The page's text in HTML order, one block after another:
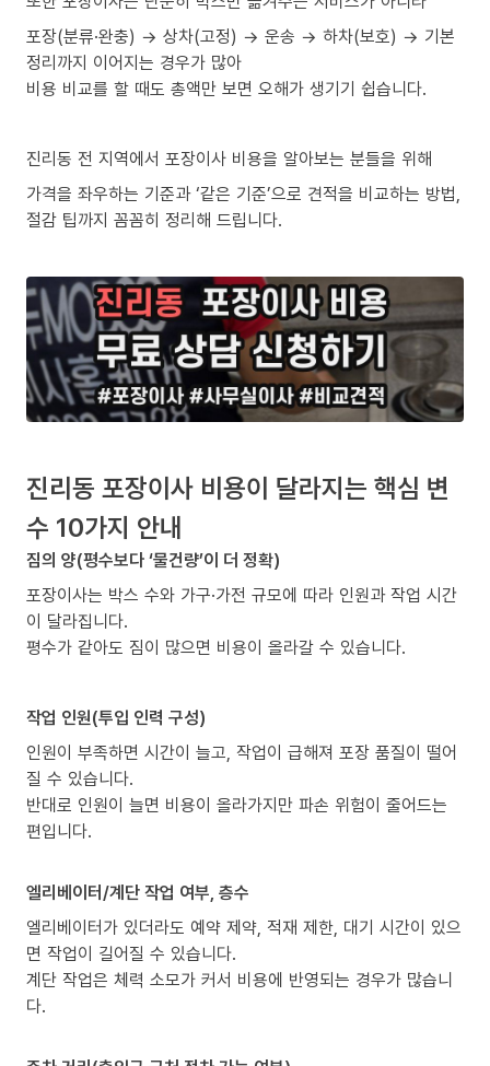
포장(분류·완충) → 상차(고정) → 운송 → 하차(보호) → 기본
정리까지 이어지는 경우가 많아
비용 비교를 할 때도 총액만 보면 오해가 생기기 쉽습니다.
진리동 전 지역에서 포장이사 비용을 알아보는 분들을 위해
가격을 좌우하는 기준과 ‘같은 기준’으로 견적을 비교하는 방법,
절감 팁까지 꼼꼼히 정리해 드립니다.
진리동 포장이사 비용이 달라지는 핵심 변
수 10가지 안내
짐의 양(평수보다 ‘물건량’이 더 정확)
포장이사는 박스 수와 가구·가전 규모에 따라 인원과 작업 시간
이 달라집니다.
평수가 같아도 짐이 많으면 비용이 올라갈 수 있습니다.
작업 인원(투입 인력 구성)
인원이 부족하면 시간이 늘고, 작업이 급해져 포장 품질이 떨어
질 수 있습니다.
반대로 인원이 늘면 비용이 올라가지만 파손 위험이 줄어드는
편입니다.
엘리베이터/계단 작업 여부, 층수
엘리베이터가 있더라도 예약 제약, 적재 제한, 대기 시간이 있으
면 작업이 길어질 수 있습니다.
계단 작업은 체력 소모가 커서 비용에 반영되는 경우가 많습니
다.